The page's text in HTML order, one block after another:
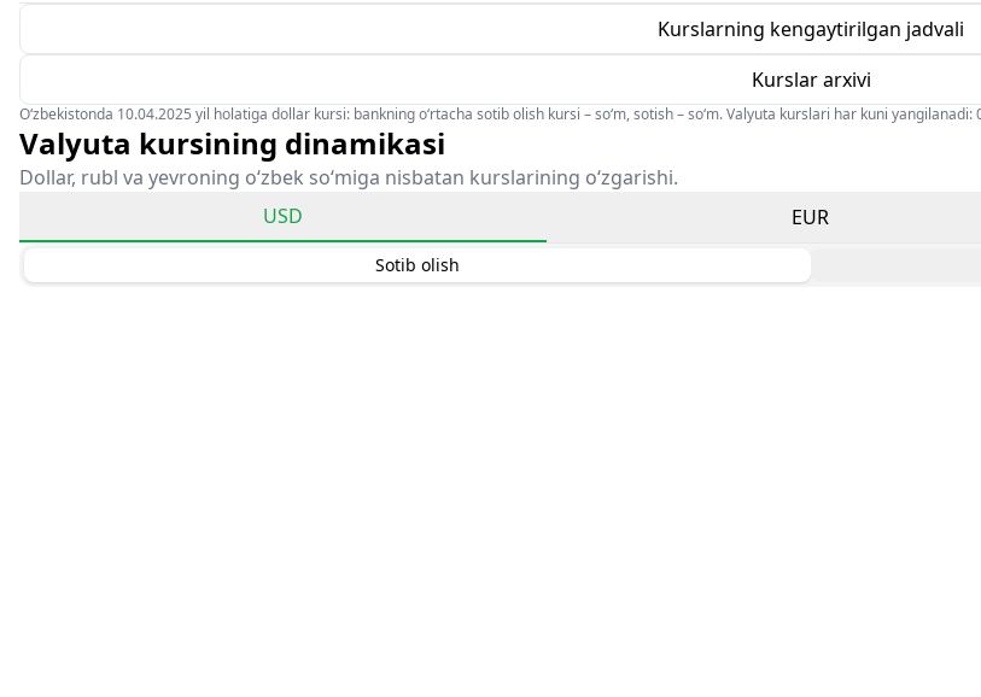
Kurslarning kengaytirilgan jadvali
Kurslar arxivi
O‘zbekistonda 10.04.2025 yil holatiga dollar kursi: bankning o‘rtacha sotib olish kursi – so‘m, sotish – so‘m. Valyuta kurslari har kuni yangilanadi:
Valyuta kursining dinamikasi
Dollar, rubl va yevroning o‘zbek so‘miga nisbatan kurslarining o‘zgarishi.
USD
EUR
Sotib olish